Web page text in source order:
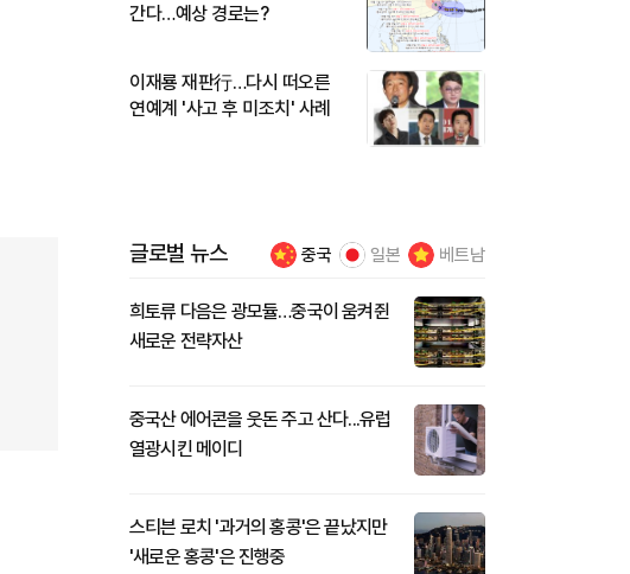
간다…예상 경로는?
이재룡 재판行…다시 떠오른
연예계 '사고 후 미조치' 사례
글로벌 뉴스 중국 일본 베트남
희토류 다음은 광모듈…중국이 움켜쥔
새로운 전략자산
중국산 에어콘을 웃돈 주고 산다...유럽
열광시킨 메이디
스티븐 로치 '과거의 홍콩'은 끝났지만
'새로운 홍콩'은 진행중